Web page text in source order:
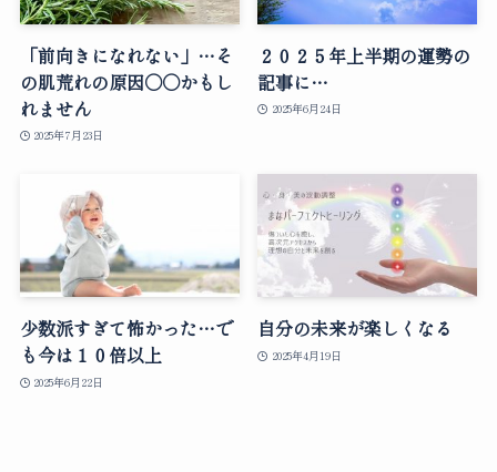
「前向きになれない」…そ
の肌荒れの原因○○かもし
れません
2025年7月23日
２０２５年上半期の運勢の
記事に…
2025年6月24日
少数派すぎて怖かった…で
も今は１０倍以上
2025年6月22日
自分の未来が楽しくなる
2025年4月19日